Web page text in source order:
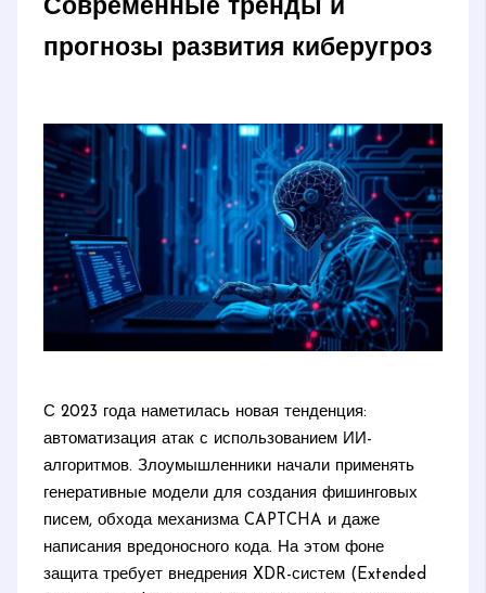
Современные тренды и
прогнозы развития киберугроз
С 2023 года наметилась новая тенденция:
автоматизация атак с использованием ИИ-
алгоритмов. Злоумышленники начали применять
генеративные модели для создания фишинговых
писем, обхода механизма CAPTCHA и даже
написания вредоносного кода. На этом фоне
защита требует внедрения XDR-систем (Extended